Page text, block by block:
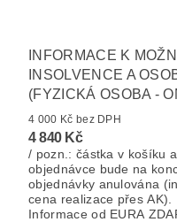
INFORMACE K
INSOLVENCE A
(FYZICKÁ OSOBA -
4 000 Kč bez DPH
4 840 Kč
/ pozn.: částka v košíku a
objednávce bude na
objednávky anulována
cena realizace přes AK).
Informace od EURA